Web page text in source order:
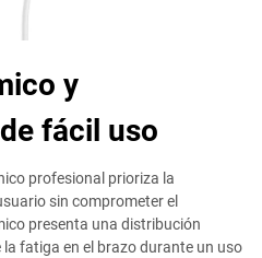
y
fácil uso
profesional prioriza la
sin comprometer el
presenta una distribución
fatiga en el brazo durante un uso